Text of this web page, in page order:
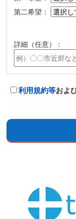
第二希望：
詳細（任意）：
利用規約等およ